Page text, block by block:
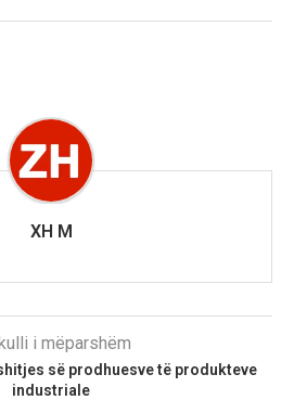
XH M
i mëparshëm
së prodhuesve të produkteve
industriale